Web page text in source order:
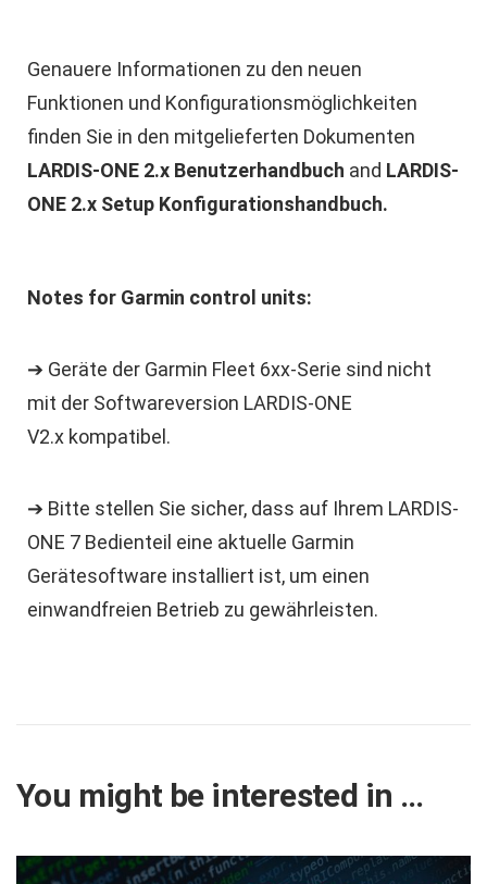
Genauere Informationen zu den neuen
Funktionen und Konfigurationsmöglichkeiten
finden Sie in den mitgelieferten Dokumenten
LARDIS-ONE 2.x Benutzerhandbuch and LARDIS-
ONE 2.x Setup Konfigurationshandbuch.
Notes for Garmin control units:
➔ Geräte der Garmin Fleet 6xx-Serie sind nicht
mit der Softwareversion LARDIS-ONE
V2.x kompatibel.
➔ Bitte stellen Sie sicher, dass auf Ihrem LARDIS-
ONE 7 Bedienteil eine aktuelle Garmin
Gerätesoftware installiert ist, um einen
einwandfreien Betrieb zu gewährleisten.
You might be interested in …